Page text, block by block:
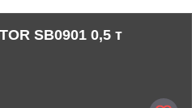
SB0901 0,5 т